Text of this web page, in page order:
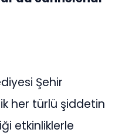
Şehir
her türlü şiddetin
etkinliklerle